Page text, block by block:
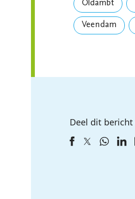
Oldambt
Veendam
Deel dit bericht